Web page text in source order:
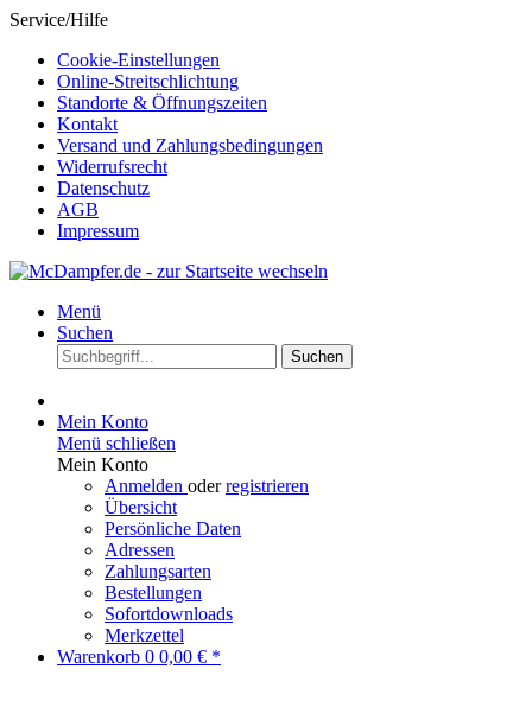
Service/Hilfe
Cookie-Einstellungen
Online-Streitschlichtung
Standorte & Öffnungszeiten
Kontakt
Versand und Zahlungsbedingungen
Widerrufsrecht
Datenschutz
AGB
Impressum
Menü
Suchen
Suchen
Mein Konto
Menü schließen
Mein Konto
Anmelden oderregistrieren
Übersicht
Persönliche Daten
Adressen
Zahlungsarten
Bestellungen
Sofortdownloads
Merkzettel
Warenkorb 0 0,00 € *